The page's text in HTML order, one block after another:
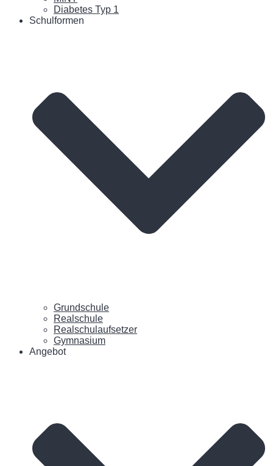
Diabetes Typ 1
Schulformen
Grundschule
Realschule
Realschulaufsetzer
Gymnasium
Angebot